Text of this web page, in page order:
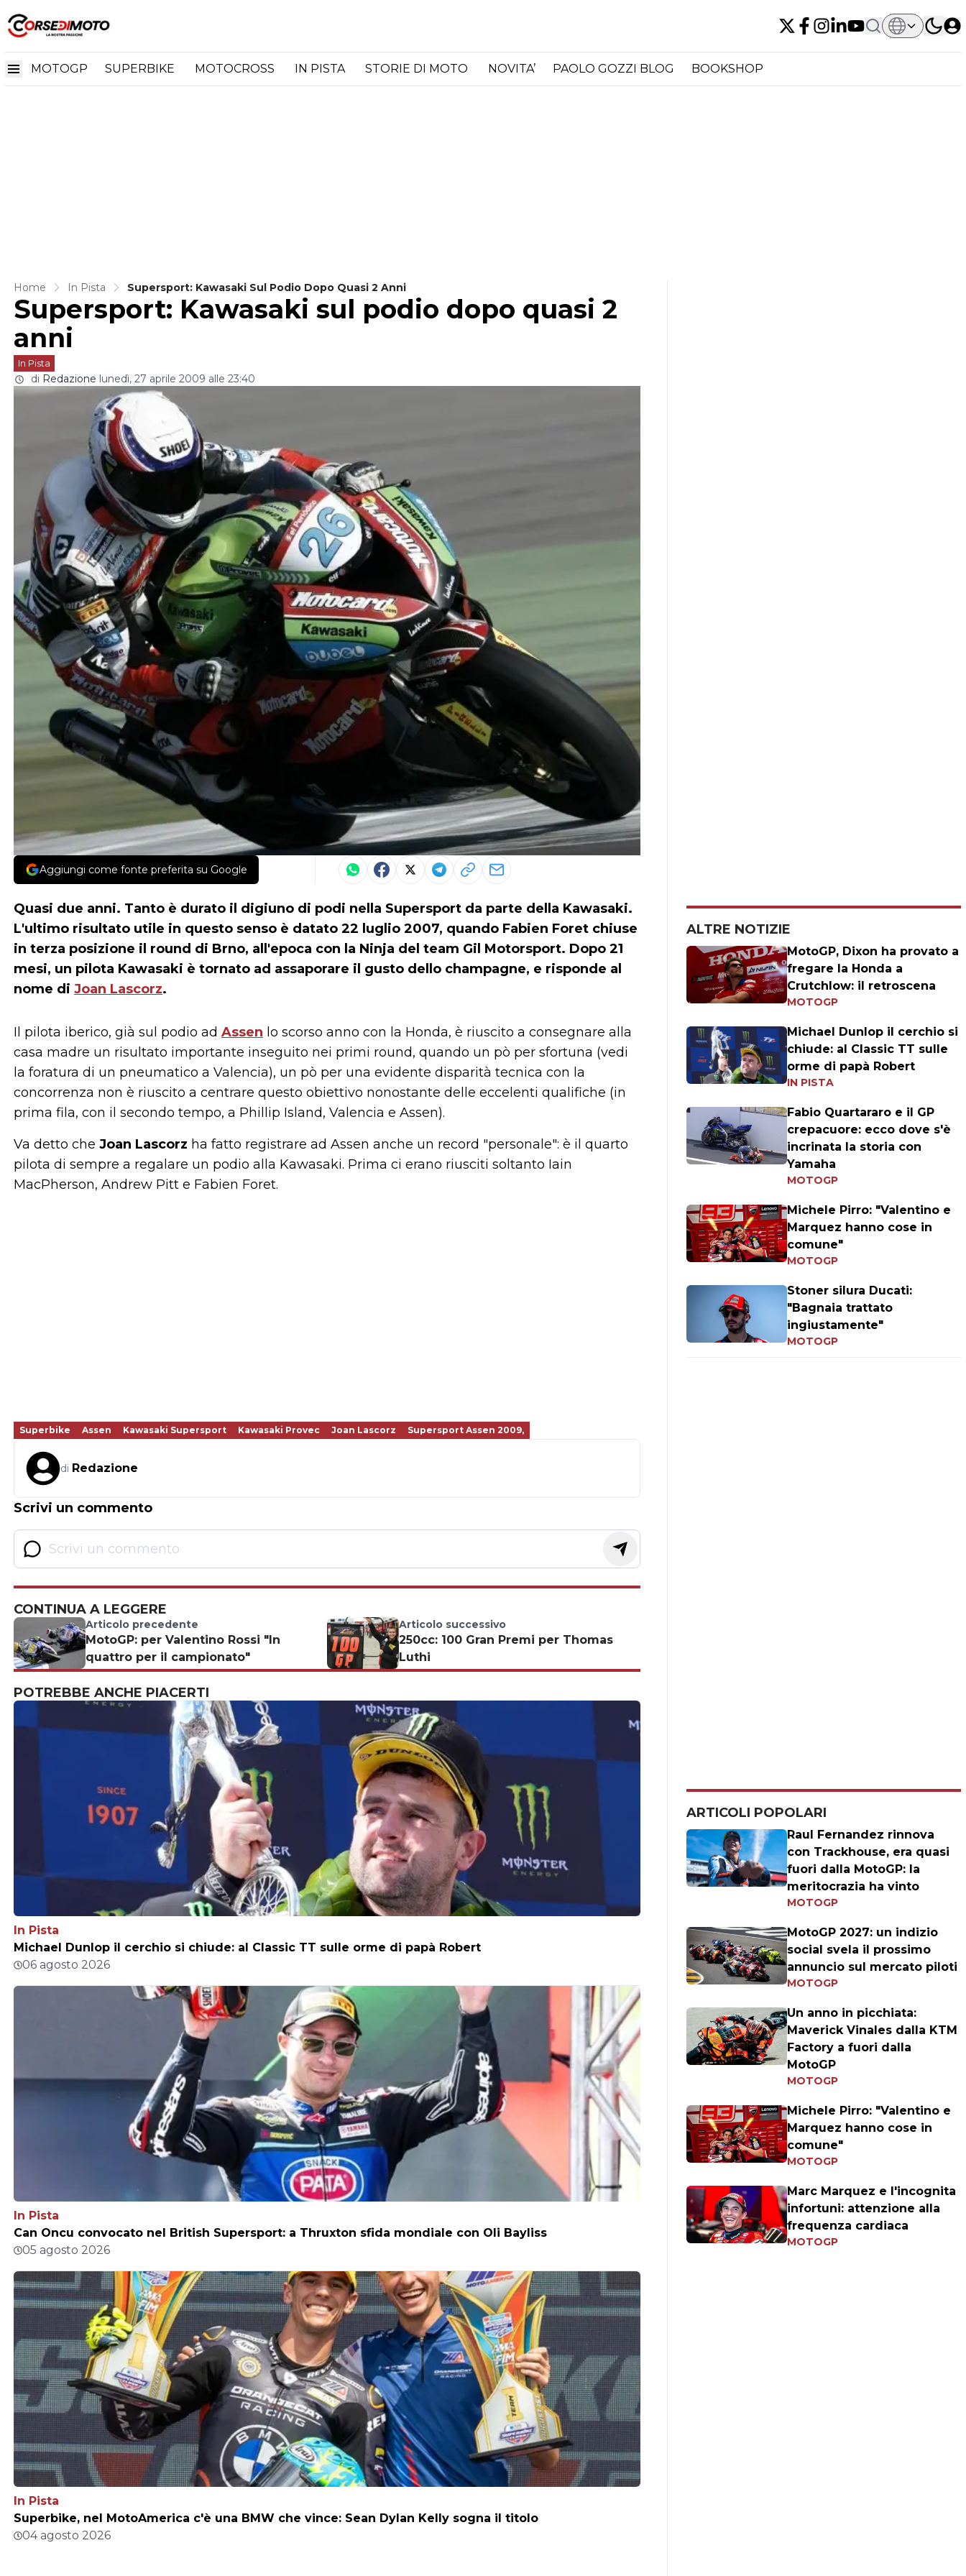
MOTOGP SUPERBIKE MOTOCROSS IN PISTA STORIE DI MOTO NOVITA’ PAOLO GOZZI BLOG BOOKSHOP
Home In Pista Supersport: Kawasaki Sul Podio Dopo Quasi 2 Anni
Supersport: Kawasaki sul podio dopo quasi 2
anni
In Pista
di Redazione lunedì, 27 aprile 2009 alle 23:40
Aggiungi come fonte preferita su Google
Quasi due anni. Tanto è durato il digiuno di podi nella Supersport da parte della Kawasaki.
L'ultimo risultato utile in questo senso è datato 22 luglio 2007, quando Fabien Foret chiuse
in terza posizione il round di Brno, all'epoca con la Ninja del team Gil Motorsport. Dopo 21
mesi, un pilota Kawasaki è tornato ad assaporare il gusto dello champagne, e risponde al
nome di Joan Lascorz.
Il pilota iberico, già sul podio ad Assen lo scorso anno con la Honda, è riuscito a consegnare alla
casa madre un risultato importante inseguito nei primi round, quando un pò per sfortuna (vedi
la foratura di un pneumatico a Valencia), un pò per una evidente disparità tecnica con la
concorrenza non è riuscito a centrare questo obiettivo nonostante delle eccelenti qualifiche (in
prima fila, con il secondo tempo, a Phillip Island, Valencia e Assen).
Va detto che Joan Lascorz ha fatto registrare ad Assen anche un record "personale": è il quarto
pilota di sempre a regalare un podio alla Kawasaki. Prima ci erano riusciti soltanto Iain
MacPherson, Andrew Pitt e Fabien Foret.
Superbike Assen Kawasaki Supersport Kawasaki Provec Joan Lascorz Supersport Assen 2009,
di Redazione
Scrivi un commento
CONTINUA A LEGGERE
Articolo precedente
MotoGP: per Valentino Rossi "In
quattro per il campionato"
Articolo successivo
250cc: 100 Gran Premi per Thomas
Luthi
POTREBBE ANCHE PIACERTI
In Pista
Michael Dunlop il cerchio si chiude: al Classic TT sulle orme di papà Robert
06 agosto 2026
In Pista
Can Oncu convocato nel British Supersport: a Thruxton sfida mondiale con Oli Bayliss
05 agosto 2026
In Pista
Superbike, nel MotoAmerica c'è una BMW che vince: Sean Dylan Kelly sogna il titolo
04 agosto 2026
ALTRE NOTIZIE
MotoGP, Dixon ha provato a
fregare la Honda a
Crutchlow: il retroscena
MOTOGP
Michael Dunlop il cerchio si
chiude: al Classic TT sulle
orme di papà Robert
IN PISTA
Fabio Quartararo e il GP
crepacuore: ecco dove s'è
incrinata la storia con
Yamaha
MOTOGP
Michele Pirro: "Valentino e
Marquez hanno cose in
comune"
MOTOGP
Stoner silura Ducati:
"Bagnaia trattato
ingiustamente"
MOTOGP
ARTICOLI POPOLARI
Raul Fernandez rinnova
con Trackhouse, era quasi
fuori dalla MotoGP: la
meritocrazia ha vinto
MOTOGP
MotoGP 2027: un indizio
social svela il prossimo
annuncio sul mercato piloti
MOTOGP
Un anno in picchiata:
Maverick Vinales dalla KTM
Factory a fuori dalla
MotoGP
MOTOGP
Michele Pirro: "Valentino e
Marquez hanno cose in
comune"
MOTOGP
Marc Marquez e l'incognita
infortuni: attenzione alla
frequenza cardiaca
MOTOGP